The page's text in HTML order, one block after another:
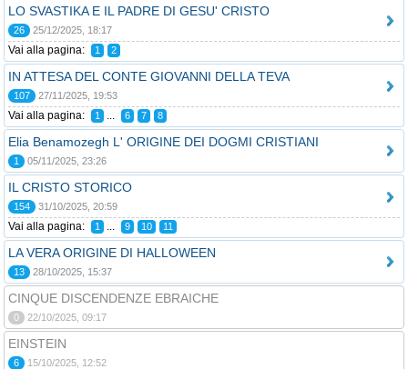
LO SVASTIKA E IL PADRE DI GESU' CRISTO
26 25/12/2025, 18:17
Vai alla pagina: 1 2
IN ATTESA DEL CONTE GIOVANNI DELLA TEVA
107 27/11/2025, 19:53
Vai alla pagina: 1 ... 6 7 8
Elia Benamozegh L' ORIGINE DEI DOGMI CRISTIANI
1 05/11/2025, 23:26
IL CRISTO STORICO
154 31/10/2025, 20:59
Vai alla pagina: 1 ... 9 10 11
LA VERA ORIGINE DI HALLOWEEN
13 28/10/2025, 15:37
CINQUE DISCENDENZE EBRAICHE
0 22/10/2025, 09:17
EINSTEIN
6 15/10/2025, 12:52